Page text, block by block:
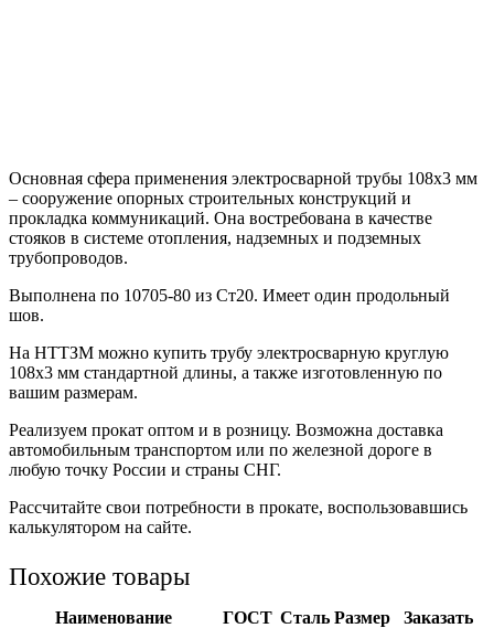
Основная сфера применения электросварной трубы 108х3 мм
– сооружение опорных строительных конструкций и
прокладка коммуникаций. Она востребована в качестве
стояков в системе отопления, надземных и подземных
трубопроводов.
Выполнена по 10705-80 из Ст20. Имеет один продольный
шов.
На НТТЗМ можно купить трубу электросварную круглую
108х3 мм стандартной длины, а также изготовленную по
вашим размерам.
Реализуем прокат оптом и в розницу. Возможна доставка
автомобильным транспортом или по железной дороге в
любую точку России и страны СНГ.
Рассчитайте свои потребности в прокате, воспользовавшись
калькулятором на сайте.
Похожие товары
Наименование ГОСТ Сталь Размер
Заказать